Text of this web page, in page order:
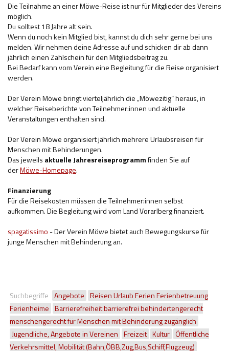
Die Teilnahme an einer Möwe-Reise ist nur für Mitglieder des Vereins
möglich.
Du solltest 18 Jahre alt sein.
Wenn du noch kein Mitglied bist, kannst du dich sehr gerne bei uns
melden. Wir nehmen deine Adresse auf und schicken dir ab dann
jährlich einen Zahlschein für den Mitgliedsbeitrag zu.
Bei Bedarf kann vom Verein eine Begleitung für die Reise organisiert
werden.
Der Verein Möwe bringt vierteljährlich die „Möwezitig“ heraus, in
welcher Reiseberichte von Teilnehmer:innen und aktuelle
Veranstaltungen enthalten sind.
Der Verein Möwe organisiert jährlich mehrere Urlaubsreisen für
Menschen mit Behinderungen.
Das jeweils aktuelle Jahresreiseprogrammfinden Sie auf
derMöwe-Homepage.
Finanzierung
Für die Reisekosten müssen die Teilnehmer:innen selbst
aufkommen. Die Begleitung wird vom Land Vorarlberg finanziert.
spagatissimo - Der Verein Möwe bietet auch Bewegungskurse für
junge Menschen mit Behinderung an.
Suchbegriffe Angebote Reisen Urlaub Ferien Ferienbetreuung
Ferienheime Barrierefreiheit barrierefrei behindertengerecht
menschengerecht für Menschen mit Behinderung zugänglich
Jugendliche, Angebote in Vereinen Freizeit Kultur Öffentliche
Verkehrsmittel, Mobilität (Bahn,ÖBB,Zug,Bus,Schiff,Flugzeug)
Wohnen